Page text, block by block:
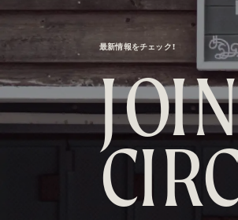
最新情報をチェック！
JOIN
CIR